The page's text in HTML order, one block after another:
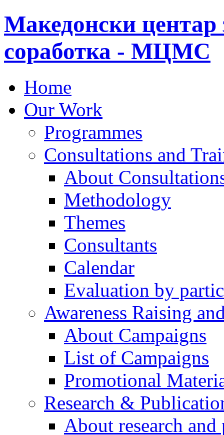
Македонски центар
соработка - МЦМС
Home
Our Work
Programmes
Consultations and
About
Methodology
Themes
Consultants
Calendar
Evaluation by
Awareness Raising
About Campaigns
List of Campaigns
Promotional
Research &
About research